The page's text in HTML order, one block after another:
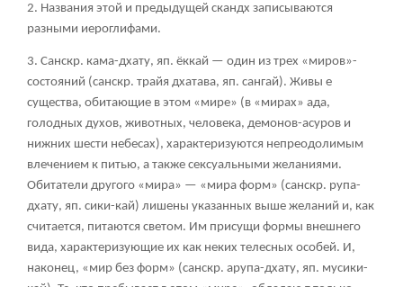
2. Названия этой и предыдущей скандх записываются
разными иероглифами.
3. Санскр. кама-дхату, яп. ёккай — один из трех «миров»-
состояний (санскр. трайя дхатава, яп. сангай). Живы е
существа, обитающие в этом «мире» (в «мирах» ада,
голодных духов, животных, человека, демонов-асуров и
нижних шести небесах), характеризуются непреодолимым
влечением к питью, а также сексуальными желаниями.
Обитатели другого «мира» — «мира форм» (санскр. рупа-
дхату, яп. сики-кай) лишены указанных выше желаний и, как
считается, питаются светом. Им присущи формы внешнего
вида, характеризующие их как неких телесных особей. И,
наконец, «мир без форм» (санскр. арупа-дхату, яп. мусики-